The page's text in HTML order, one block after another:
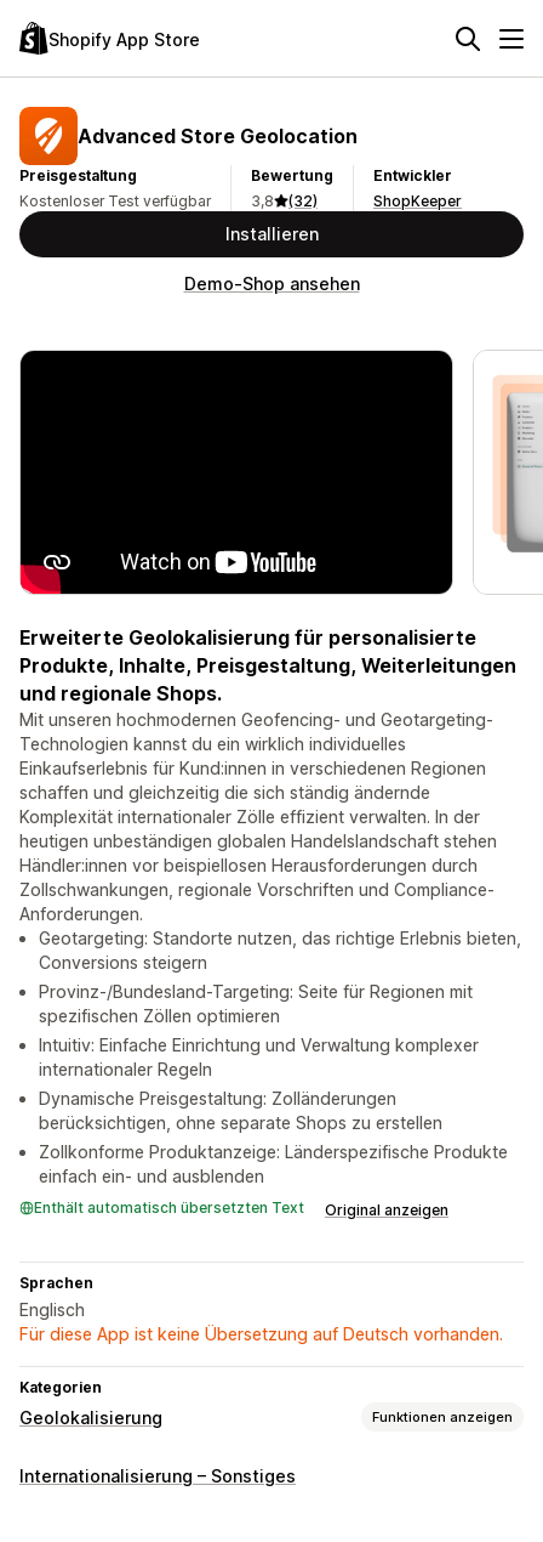
Shopify App Store
Advanced Store Geolocation
Preisgestaltung
Kostenloser Test verfügbar
Bewertung
3,8
(32)
Entwickler
ShopKeeper
Installieren
Demo-Shop ansehen
Erweiterte Geolokalisierung für personalisierte
Produkte, Inhalte, Preisgestaltung, Weiterleitungen
und regionale Shops.
Mit unseren hochmodernen Geofencing- und Geotargeting-
Technologien kannst du ein wirklich individuelles
Einkaufserlebnis für Kund:innen in verschiedenen Regionen
schaffen und gleichzeitig die sich ständig ändernde
Komplexität internationaler Zölle effizient verwalten. In der
heutigen unbeständigen globalen Handelslandschaft stehen
Händler:innen vor beispiellosen Herausforderungen durch
Zollschwankungen, regionale Vorschriften und Compliance-
Anforderungen.
Geotargeting: Standorte nutzen, das richtige Erlebnis bieten,
Conversions steigern
Provinz-/Bundesland-Targeting: Seite für Regionen mit
spezifischen Zöllen optimieren
Intuitiv: Einfache Einrichtung und Verwaltung komplexer
internationaler Regeln
Dynamische Preisgestaltung: Zolländerungen
berücksichtigen, ohne separate Shops zu erstellen
Zollkonforme Produktanzeige: Länderspezifische Produkte
einfach ein- und ausblenden
Enthält automatisch übersetzten Text Original anzeigen
Sprachen
Englisch
Für diese App ist keine Übersetzung auf Deutsch vorhanden.
Kategorien
Geolokalisierung Funktionen anzeigen
Blockierung
Internationalisierung – Sonstiges